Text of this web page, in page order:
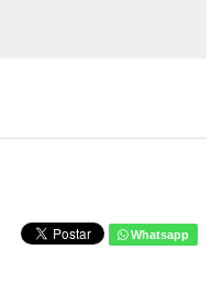
Whatsapp